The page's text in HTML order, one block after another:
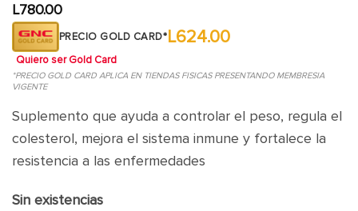
L780.00
PRECIO GOLD CARD*L624.00
Quiero ser Gold Card
*PRECIO GOLD CARD APLICA EN TIENDAS FISICAS PRESENTANDO MEMBRESIA
VIGENTE
Suplemento que ayuda a controlar el peso, regula el
colesterol, mejora el sistema inmune y fortalece la
resistencia a las enfermedades
Sin existencias